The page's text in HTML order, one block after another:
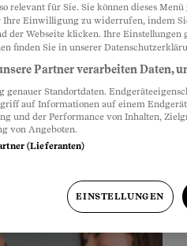
,
relevant für Sie. Sie können dieses
Ihre Einwilligung zu widerrufen, indem
der Webseite klicken. Ihre Einstellungen
finden Sie in unserer
Partner verarbeiten Daten,
genauer Standortdaten.
auf Informationen auf einem
und der Performance von Inhalten,
von Angeboten.
(Lieferanten)
EINSTELLUNGEN